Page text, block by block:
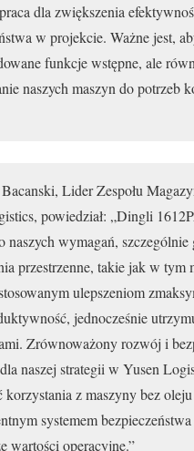
dla zwiększenia
w projekcie. Ważne jest,
funkcje wstępne, ale
naszych maszyn do potrzeb
Lider Zespołu
powiedział: „Dingli
naszych wymagań,
przestrzenne, takie jak w tym
ulepszeniom
jednocześnie
Zrównoważony rozwój i
naszej strategii w Yusen
korzystania z maszyny bez
systemem
wartości operacyjne.”